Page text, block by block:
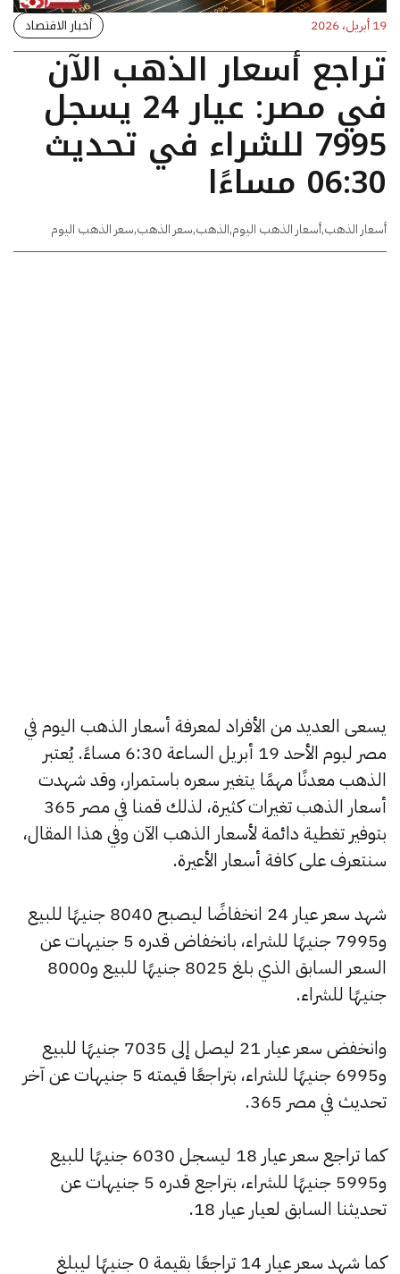
19 أبريل، 2026 أخبار الاقتصاد
تراجع أسعار الذهب الآن
في مصر: عيار 24 يسجل
7995 للشراء في تحديث
06:30 مساءًا
أسعار الذهب,أسعار الذهب اليوم,الذهب,سعر الذهب,سعر الذهب اليوم
يسعى العديد من الأفراد لمعرفة أسعار الذهب اليوم في
مصر ليوم الأحد 19 أبريل الساعة 6:30 مساءً. يُعتبر
الذهب معدنًا مهمًا يتغير سعره باستمرار، وقد شهدت
أسعار الذهب تغيرات كثيرة، لذلك قمنا في مصر 365
بتوفير تغطية دائمة لأسعار الذهب الآن وفي هذا المقال،
سنتعرف على كافة أسعار الأعيرة.
شهد سعر عيار 24 انخفاضًا ليصبح 8040 جنيهًا للبيع
و7995 جنيهًا للشراء، بانخفاض قدره 5 جنيهات عن
السعر السابق الذي بلغ 8025 جنيهًا للبيع و8000
جنيهًا للشراء.
وانخفض سعر عيار 21 ليصل إلى 7035 جنيهًا للبيع
و6995 جنيهًا للشراء، بتراجعًا قيمته 5 جنيهات عن آخر
تحديث في مصر 365.
كما تراجع سعر عيار 18 ليسجل 6030 جنيهًا للبيع
و5995 جنيهًا للشراء، بتراجع قدره 5 جنيهات عن
تحديثنا السابق لعيار عيار 18.
كما شهد سعر عيار 14 تراجعًا بقيمة 0 جنيهًا ليبلغ